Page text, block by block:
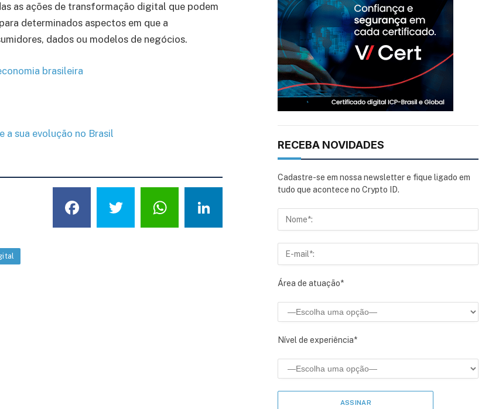
as ações de transformação digital que podem
determinados aspectos em que a
dados ou modelos de negócios.
brasileira
a sua evolução no Brasil
Facebook
TwitterWhatsApp
LinkedIn
RECEBA NOVIDADES
Cadastre-se em nossa newsletter e fique ligado em
tudo que acontece no Crypto ID.
Área de atuação*
Nível de experiência*